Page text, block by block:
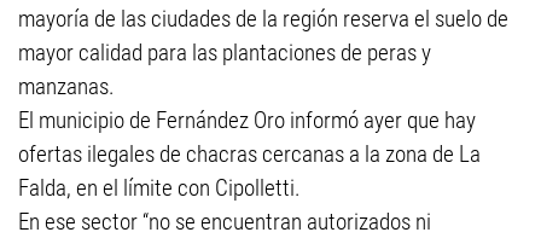
mayoría de las ciudades de la región reserva el suelo de
mayor calidad para las plantaciones de peras y
manzanas.
El municipio de Fernández Oro informó ayer que hay
ofertas ilegales de chacras cercanas a la zona de La
Falda, en el límite con Cipolletti.
En ese sector “no se encuentran autorizados ni